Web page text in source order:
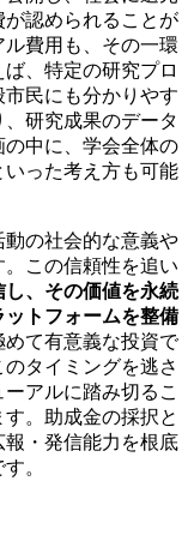
認められることが
費用も、その一環
、特定の研究プロ
民にも分かりやす
研究成果のデータ
中に、学会全体の
った考え方も可能
の社会的な意義や
この信頼性を追い
、その価値を永続
トフォームを整備
て有意義な投資で
タイミングを逃さ
アルに踏み切るこ
。助成金の採択と
・発信能力を根底
。